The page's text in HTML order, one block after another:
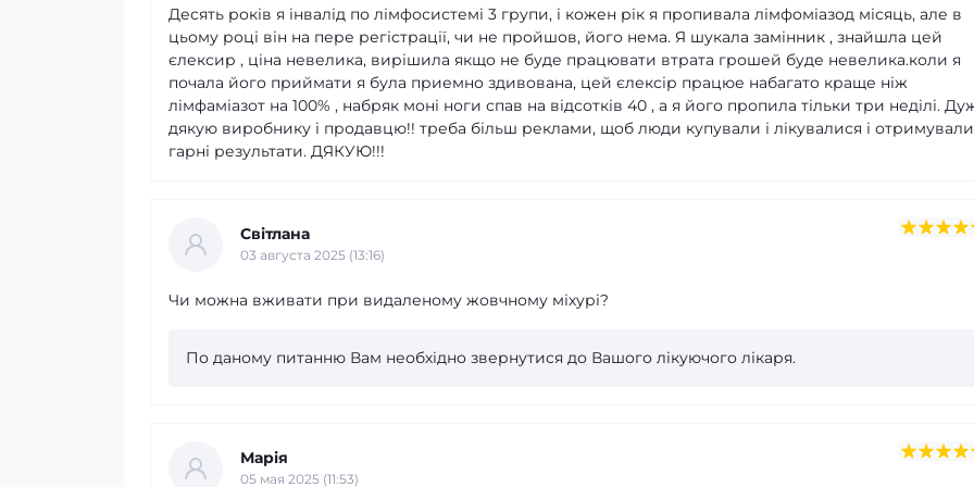
Десять років я інвалід по лімфосистемі 3 групи, і кожен рік я пропивала лімфоміазод місяць, але в
цьому році він на пере регістрації, чи не пройшов, його нема. Я шукала замінник , знайшла цей
єлексир , ціна невелика, вирішила якщо не буде працювати втрата грошей буде невелика.коли я
почала його приймати я була приемно здивована, цей єлексір працюе набагато краще ніж
лімфаміазот на 100% , набряк моні ноги спав на відсотків 40 , а я його пропила тільки три неділі.
дякую виробнику і продавцю!! треба більш реклами, щоб люди купували і лікувалися і отримували
гарні результати. ДЯКУЮ!!!
Світлана
03 августа 2025 (13:16)
Чи можна вживати при видаленому жовчному міхурі?
По даному питанню Вам необхідно звернутися до Вашого лікуючого лікаря.
Марія
05 мая 2025 (11:53)